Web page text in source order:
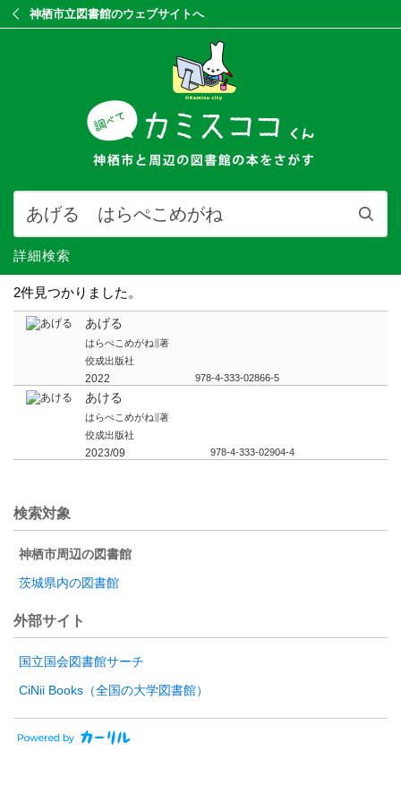
神栖市立図書館のウェブサイトへ
詳細検索
2件見つかりました。
あげる
はらぺこめがね∥著
佼成出版社
2022 978-4-333-02866-5
あける
はらぺこめがね∥著
佼成出版社
2023/09 978-4-333-02904-4
検索対象
神栖市周辺の図書館
茨城県内の図書館
外部サイト
国立国会図書館サーチ
CiNii Books（全国の大学図書館）